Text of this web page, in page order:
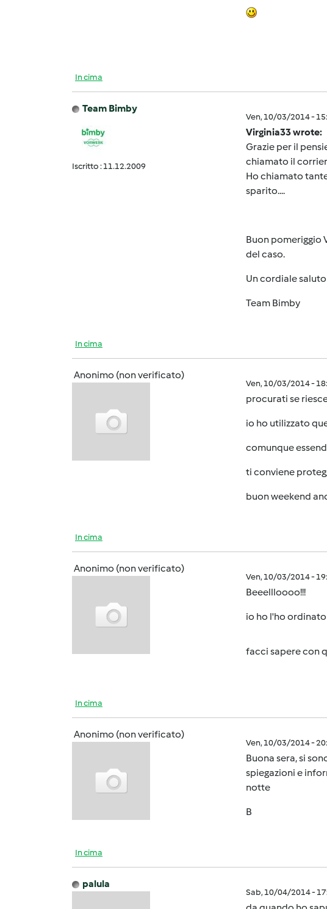
In cima
Team Bimby
Iscritto : 11.12.2009
Ven, 10/03/2014 -
Virginia33 wrote:
Grazie per il
chiamato il
Ho chiamato
sparito....
Buon pomeriggio
del caso.
Un cordiale
Team Bimby
In cima
Anonimo (non verificato)
Ven, 10/03/2014 -
procurati se
io ho utilizzato
comunque
ti conviene
buon weekend
In cima
Anonimo (non verificato)
Ven, 10/03/2014 -
Beeellloooo!!!
io ho l'ho
facci sapere con
In cima
Anonimo (non verificato)
Ven, 10/03/2014 -
Buona sera, si
spiegazioni e
notte
B
In cima
palula
Sab, 10/04/2014 -